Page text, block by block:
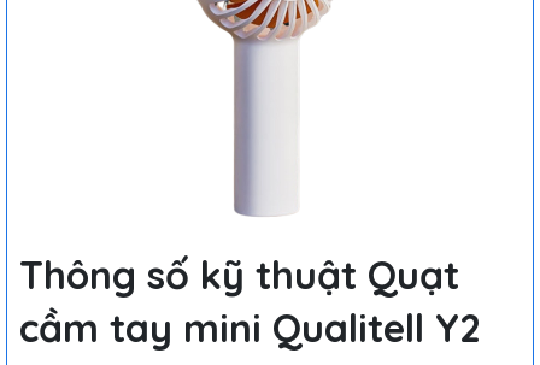
Thông số kỹ thuật Quạt
cầm tay mini Qualitell Y2